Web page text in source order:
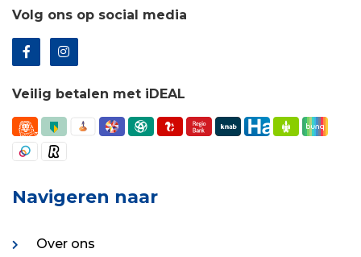
Volg ons op social media
Veilig betalen met iDEAL
Navigeren naar
Over ons